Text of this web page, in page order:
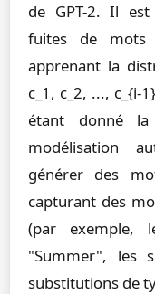
de GPT-2. Il
fuites de mots
apprenant la
c_1, c_2, ..., c_{i-
étant donné la
modélisation
générer des
capturant des
(par exemple,
"Summer", les
substitutions de